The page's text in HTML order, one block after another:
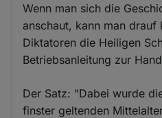
Wenn man sich die
anschaut, kann man drauf
Diktatoren die Heiligen
Betriebsanleitung zur
Der Satz: "Dabei wurde
finster geltenden